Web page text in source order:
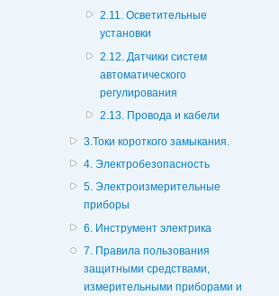
2.11. Осветительные
установки
2.12. Датчики систем
автоматического
регулирования
2.13. Провода и кабели
3.Токи короткого замыкания.
4. Электробезопасность
5. Электроизмерительные
приборы
6. Инструмент электрика
7. Правила пользования
защитными средствами,
измерительными приборами и